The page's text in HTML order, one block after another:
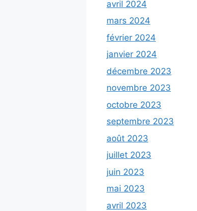
avril 2024
mars 2024
février 2024
janvier 2024
décembre 2023
novembre 2023
octobre 2023
septembre 2023
août 2023
juillet 2023
juin 2023
mai 2023
avril 2023